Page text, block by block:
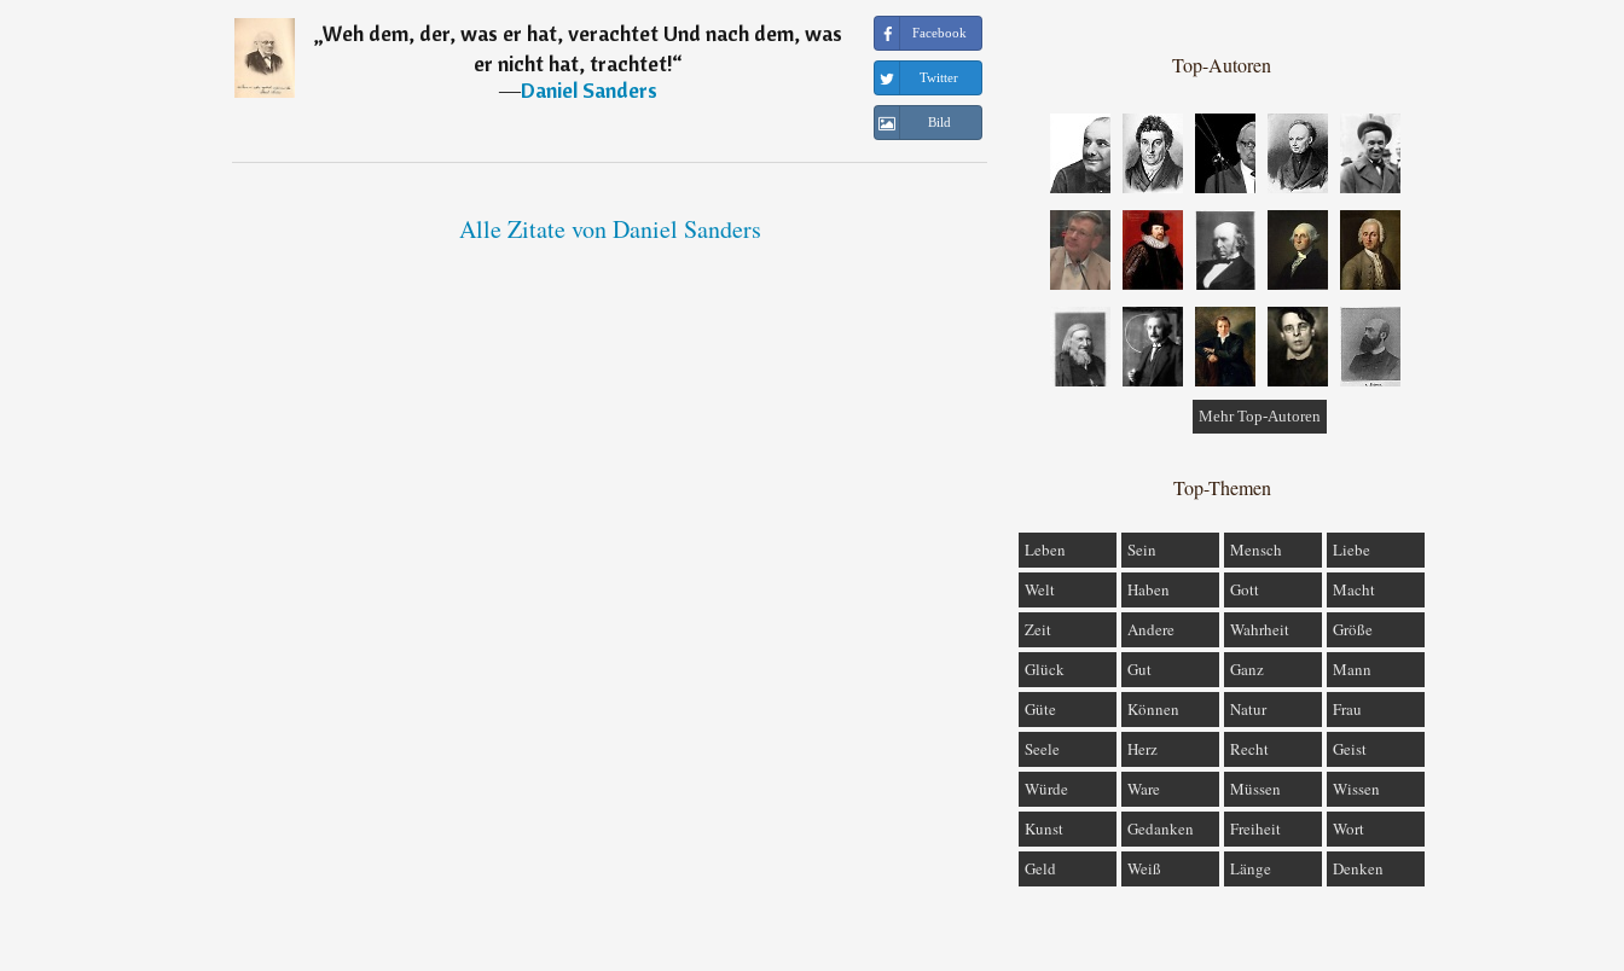
„Weh dem, der, was er hat, verachtet Und nach dem, was
er nicht hat, trachtet!“
―Daniel Sanders
Facebook
Twitter
Bild
Alle Zitate von Daniel Sanders
Top-Autoren
Mehr Top-Autoren
Top-Themen
Leben Sein Mensch
Liebe
Welt
Haben Gott
Macht
Zeit
Andere Wahrheit
Größe
Glück
Gut Ganz
Mann
Güte
Können Natur
Frau
Seele
Herz Recht
Geist
Würde
Ware Müssen
Wissen
Kunst
Gedanken Freiheit
Wort
Geld
Weiß Länge Denken